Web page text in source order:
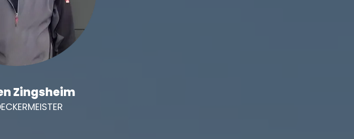
Zingsheim